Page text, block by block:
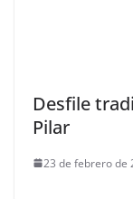
Desfile
Pilar
23 de febrero de